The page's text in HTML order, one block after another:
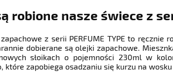
robione nasze świece z
z serii PERFUME TYPE to
dobierane są olejki zapachowe.
słoikach o pojemności 230ml w
które zapobiega osadzaniu się kurzu na